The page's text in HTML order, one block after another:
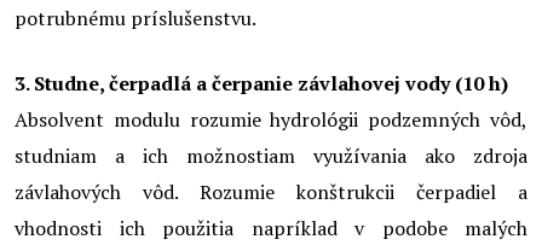
potrubnému príslušenstvu.
3. Studne, čerpadlá a čerpanie závlahovej vody (10 h)
Absolvent modulu rozumie hydrológii podzemných vôd,
studniam a ich možnostiam využívania ako zdroja
závlahových vôd. Rozumie konštrukcii čerpadiel a
vhodnosti ich použitia napríklad v podobe malých